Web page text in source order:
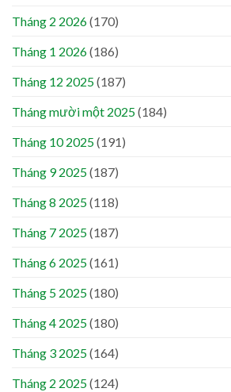
Tháng 2 2026(170)
Tháng 1 2026(186)
Tháng 12 2025(187)
Tháng mười một 2025(184)
Tháng 10 2025(191)
Tháng 9 2025(187)
Tháng 8 2025(118)
Tháng 7 2025(187)
Tháng 6 2025(161)
Tháng 5 2025(180)
Tháng 4 2025(180)
Tháng 3 2025(164)
Tháng 2 2025(124)